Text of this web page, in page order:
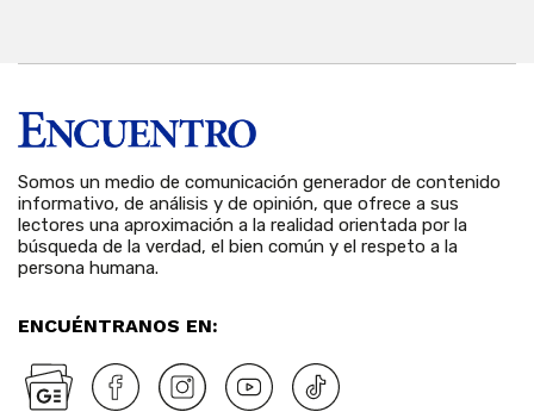
Somos un medio de comunicación generador de contenido
informativo, de análisis y de opinión, que ofrece a sus
lectores una aproximación a la realidad orientada por la
búsqueda de la verdad, el bien común y el respeto a la
persona humana.
ENCUÉNTRANOS EN: